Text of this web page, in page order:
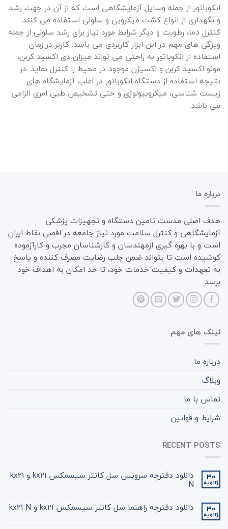
انکوباتور از جمله وسایل آزمایشگاهی است که از آن در جهت رشد
و نگهداری از انواع کشت میکروبی و سلولی استفاده می کنند.
کنترل دما، رطوبت و دیگر شرایط مورد نیاز برای رشد سلولی از جمله
ویژگی های مهم در این ابزار کاربردی می باشد. کاربر در زمان
استفاده از انکوباتور به راحتی می تواند میزان دی اکسید کربن،
مونو اکسید کربن و اکسیژن موجود در محیط را کنترل نماید. در
نتیجه استفاده از دستگاه انکوباتور در اغلب آزمایشگاه های
زیست شناسی، میکروبیولوژی و حتی تشخیص طبی امری الزامی
می باشد.
درباره ما
هدف اصلی مدست تامین دستگاه و تجهیزات پزشکی
آزمایشگاهی و کنترل سلامت مورد نیاز جامعه در اقصی نقاط ایران
است و با بهره گیری ازمهندسان و کارشناسان مجرب و کارآزموده
کوشیده است تا بتواند ضمن جلب رضایت مصرف کننده و پاسخ
به تعهدات و کیفیت خدمات خود، تا حد امکان به اهداف خود
برسد
لینک های مهم
درباره ما
وبلاگ
تماس با ما
شرایط و قوانین
RECENT POSTS
30
ژانویه
دانلود دفترچه سرویس سل کانتر سیسمکس kx21 و kx21
N
30
ژانویه
دانلود دفترچه راهنما سل کانتر سیسمکس kx21 و kx21 N